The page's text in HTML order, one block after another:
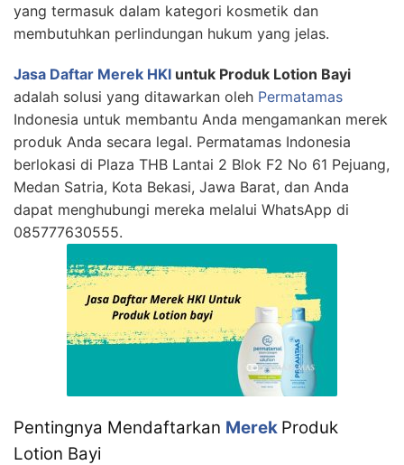
yang termasuk dalam kategori kosmetik dan
membutuhkan perlindungan hukum yang jelas.
Jasa Daftar Merek HKI untuk Produk Lotion Bayi
adalah solusi yang ditawarkan oleh Permatamas
Indonesia untuk membantu Anda mengamankan merek
produk Anda secara legal. Permatamas Indonesia
berlokasi di Plaza THB Lantai 2 Blok F2 No 61 Pejuang,
Medan Satria, Kota Bekasi, Jawa Barat, dan Anda
dapat menghubungi mereka melalui WhatsApp di
085777630555.
Pentingnya Mendaftarkan Merek Produk
Lotion Bayi